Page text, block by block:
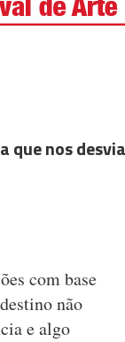
nos
com base
não
e algo